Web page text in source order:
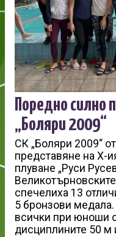
Поредно силно
„Боляри 2009“
СК „Боляри 2009“
представяне на X-
плуване „Руси
спечелиха 13
5 бронзови
всички при юноши
дисциплините 50 м